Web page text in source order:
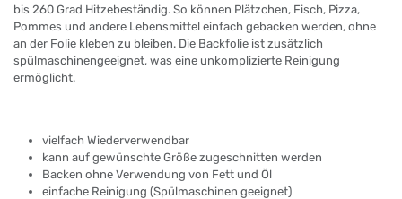
bis 260 Grad Hitzebeständig. So können Plätzchen, Fisch, Pizza,
Pommes und andere Lebensmittel einfach gebacken werden, ohne
an der Folie kleben zu bleiben. Die Backfolie ist zusätzlich
spülmaschinengeeignet, was eine unkomplizierte Reinigung
ermöglicht.
vielfach Wiederverwendbar
kann auf gewünschte Größe zugeschnitten werden
Backen ohne Verwendung von Fett und Öl
einfache Reinigung (Spülmaschinen geeignet)